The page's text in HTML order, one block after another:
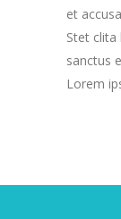
et
Stet clita
sanctus
Lorem